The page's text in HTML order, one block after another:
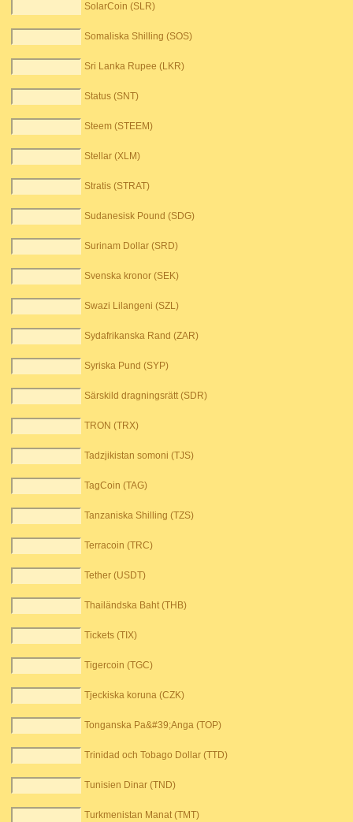
SolarCoin (SLR)
Somaliska Shilling (SOS)
Sri Lanka Rupee (LKR)
Status (SNT)
Steem (STEEM)
Stellar (XLM)
Stratis (STRAT)
Sudanesisk Pound (SDG)
Surinam Dollar (SRD)
Svenska kronor (SEK)
Swazi Lilangeni (SZL)
Sydafrikanska Rand (ZAR)
Syriska Pund (SYP)
Särskild dragningsrätt (SDR)
TRON (TRX)
Tadzjikistan somoni (TJS)
TagCoin (TAG)
Tanzaniska Shilling (TZS)
Terracoin (TRC)
Tether (USDT)
Thailändska Baht (THB)
Tickets (TIX)
Tigercoin (TGC)
Tjeckiska koruna (CZK)
Tonganska Pa&#39;Anga (TOP)
Trinidad och Tobago Dollar (TTD)
Tunisien Dinar (TND)
Turkmenistan Manat (TMT)